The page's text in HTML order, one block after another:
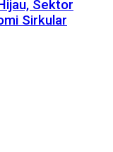
Sektor
Sirkular